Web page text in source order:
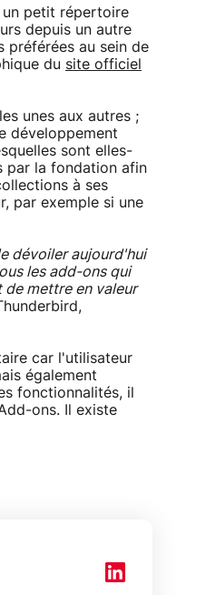
un petit répertoire
depuis un autre
préférées au sein de
du site officiel
unes aux autres ;
développement
sont elles-
par la fondation afin
à ses
par exemple si une
dévoiler aujourd'hui
les add-ons qui
mettre en valeur
car l'utilisateur
également
fonctionnalités, il
ons. Il existe